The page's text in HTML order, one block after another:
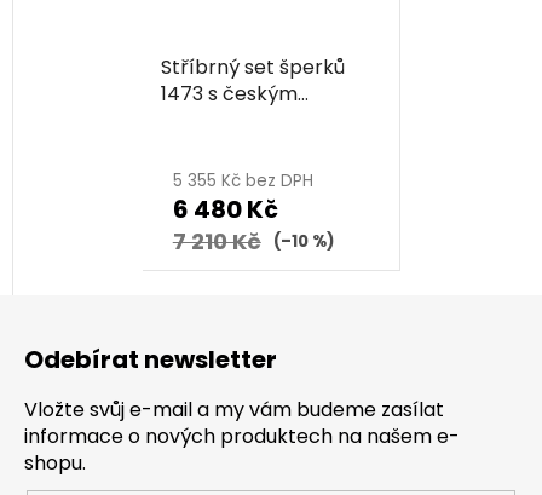
Stříbrný set šperků
1473 s českým
5 355 Kč bez DPH
6 480 Kč
7 210 Kč (–10 %)
Odebírat newsletter
Vložte svůj e-mail a my vám budeme zasílat
informace o nových produktech na našem e-
shopu.